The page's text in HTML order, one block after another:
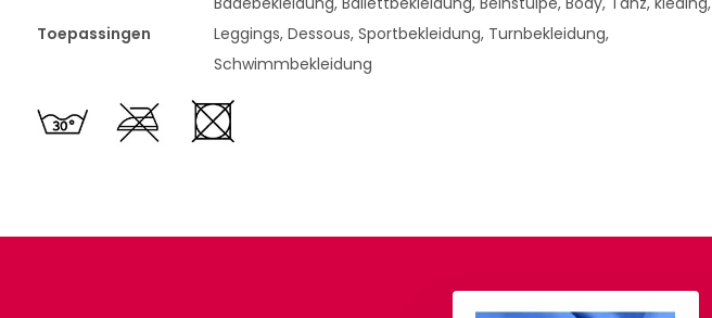
Toepassingen
Leggings, Dessous, Sportbekleidung, Turnbekleidung,
Schwimmbekleidung